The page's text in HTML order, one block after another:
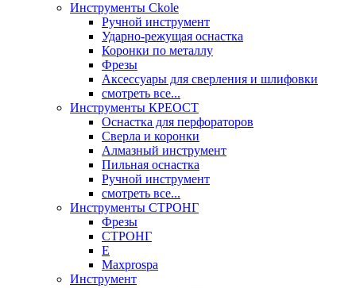
Инструменты Ckole
Ручной инструмент
Ударно‑режущая оснастка
Коронки по металлу
Фрезы
Аксессуары для сверления и шлифовки
смотреть все...
Инструменты КРЕОСТ
Оснастка для перфораторов
Сверла и коронки
Алмазный инструмент
Пильная оснастка
Ручной инструмент
смотреть все...
Инструменты СТРОНГ
Фрезы
СТРОНГ
Е
Maxprospa
Инструмент